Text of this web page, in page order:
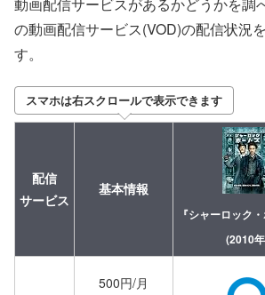
の動画配信サービス(VOD)の配信状況
す。
スマホは右スクロールで表示できます
配信
サービス
基本情報
『シャーロック
(2010
500円/月